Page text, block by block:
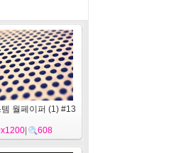
월페이퍼 (1) #13
| 608